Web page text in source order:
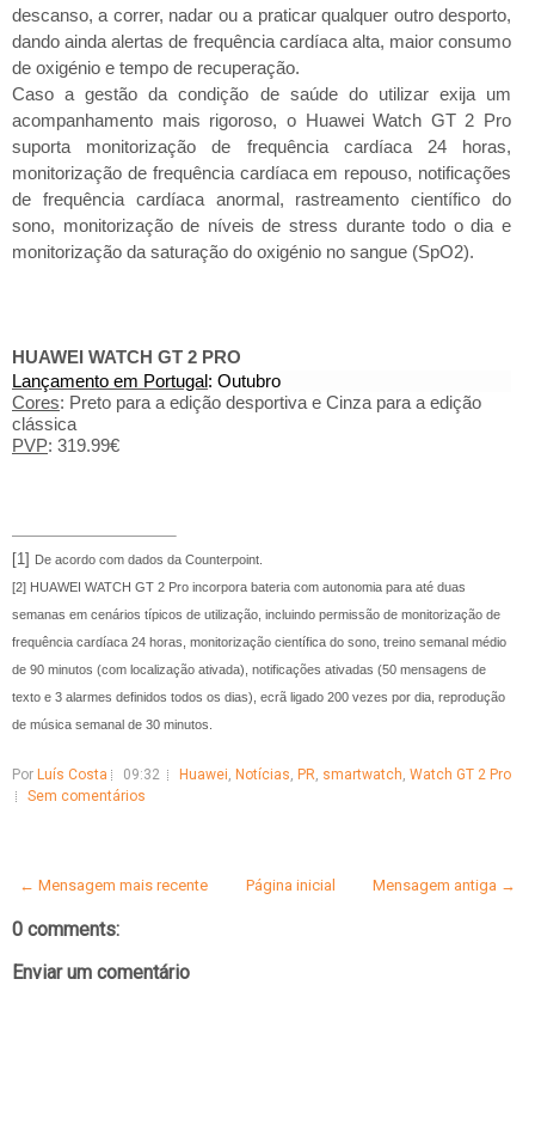
descanso, a correr, nadar ou a praticar qualquer outro desporto,
dando ainda alertas de frequência cardíaca alta, maior consumo
de oxigénio e tempo de recuperação.
Caso a gestão da condição de saúde do utilizar exija um
acompanhamento mais rigoroso, o Huawei Watch GT 2 Pro
suporta monitorização de frequência cardíaca 24 horas,
monitorização de frequência cardíaca em repouso, notificações
de frequência cardíaca anormal, rastreamento científico do
sono, monitorização de níveis de stress durante todo o dia e
monitorização da saturação do oxigénio no sangue (SpO2).
HUAWEI WATCH GT 2 PRO
Lançamento em Portugal: Outubro
Cores: Preto para a edição desportiva e Cinza para a edição
clássica
PVP: 319.99€
[1] De acordo com dados da Counterpoint.
[2] HUAWEI WATCH GT 2 Pro incorpora bateria com autonomia para até duas
semanas em cenários típicos de utilização, incluindo permissão de monitorização de
frequência cardíaca 24 horas, monitorização científica do sono, treino semanal médio
de 90 minutos (com localização ativada), notificações ativadas (50 mensagens de
texto e 3 alarmes definidos todos os dias), ecrã ligado 200 vezes por dia, reprodução
de música semanal de 30 minutos.
Por Luís Costa 09:32 Huawei, Notícias, PR, smartwatch, Watch GT 2 Pro
Sem comentários
← Mensagem mais recente Mensagem antiga →
Página inicial
0 comments:
Enviar um comentário